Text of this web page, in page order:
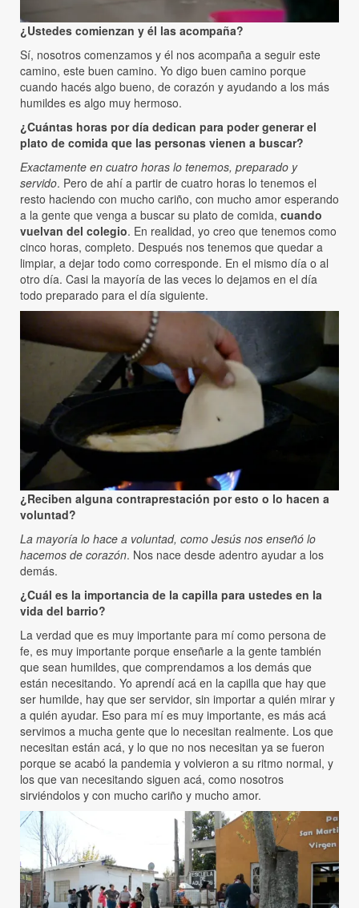
¿Ustedes comienzan y él las acompaña?
Sí, nosotros comenzamos y él nos acompaña a seguir este
camino, este buen camino. Yo digo buen camino porque
cuando hacés algo bueno, de corazón y ayudando a los más
humildes es algo muy hermoso.
¿Cuántas horas por día dedican para poder generar el
plato de comida que las personas vienen a buscar?
Exactamente en cuatro horas lo tenemos, preparado y
servido. Pero de ahí a partir de cuatro horas lo tenemos el
resto haciendo con mucho cariño, con mucho amor esperando
a la gente que venga a buscar su plato de comida, cuando
vuelvan del colegio. En realidad, yo creo que tenemos como
cinco horas, completo. Después nos tenemos que quedar a
limpiar, a dejar todo como corresponde. En el mismo día o al
otro día. Casi la mayoría de las veces lo dejamos en el día
todo preparado para el día siguiente.
¿Reciben alguna contraprestación por esto o lo hacen a
voluntad?
La mayoría lo hace a voluntad, como Jesús nos enseñó lo
hacemos de corazón. Nos nace desde adentro ayudar a los
demás.
¿Cuál es la importancia de la capilla para ustedes en la
vida del barrio?
La verdad que es muy importante para mí como persona de
fe, es muy importante porque enseñarle a la gente también
que sean humildes, que comprendamos a los demás que
están necesitando. Yo aprendí acá en la capilla que hay que
ser humilde, hay que ser servidor, sin importar a quién mirar y
a quién ayudar. Eso para mí es muy importante, es más acá
servimos a mucha gente que lo necesitan realmente. Los que
necesitan están acá, y lo que no nos necesitan ya se fueron
porque se acabó la pandemia y volvieron a su ritmo normal, y
los que van necesitando siguen acá, como nosotros
sirviéndolos y con mucho cariño y mucho amor.